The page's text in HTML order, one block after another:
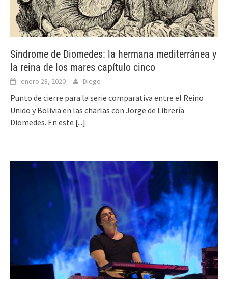
Síndrome de Diomedes: la hermana mediterránea y
la reina de los mares capítulo cinco
enero 28, 2020 Diego
Punto de cierre para la serie comparativa entre el Reino
Unido y Bolivia en las charlas con Jorge de Librería
Diomedes. En este [...]